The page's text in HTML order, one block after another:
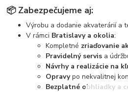
📦 Zabezpečujeme aj:
Výrobu a dodanie akvaterárií a
V rámci Bratislavy a okolia:
Kompletné zriaďovanie
Pravidelný servis a
Návrhy a realizácie na
Opravypo nekvalitnej
Bezplatné obhliadky a